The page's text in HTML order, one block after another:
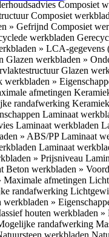
Composiet
Composiet
» Gefrijnd Composiet
werkbladen
» LCA-gegevens
Glazen werkbladen »
Glazen
werkbladen »
afmetingen
randafwerking Keramiek
Laminaat
Laminaat werkbladen
» ABS/PPLaminaat
Laminaat
» Prijsniveau
Beton werkbladen »
afmetingen
randafwerking
werkbladen »
houten werkbladen »
randafwerking